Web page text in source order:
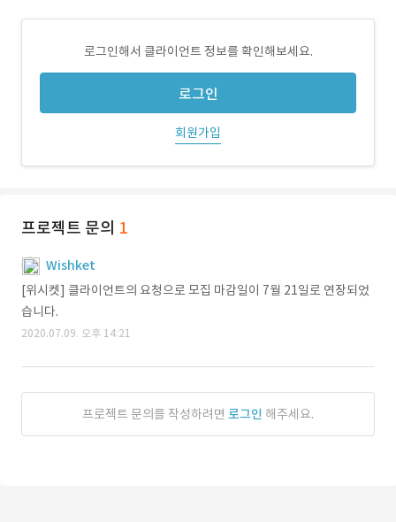
로그인해서 클라이언트 정보를 확인해보세요.
로그인
회원가입
프로젝트 문의 1
Wishket
[위시켓] 클라이언트의 요청으로 모집 마감일이 7월 21일로 연장되었
습니다.
2020.07.09. 오후 14:21
프로젝트 문의를 작성하려면 로그인 해주세요.